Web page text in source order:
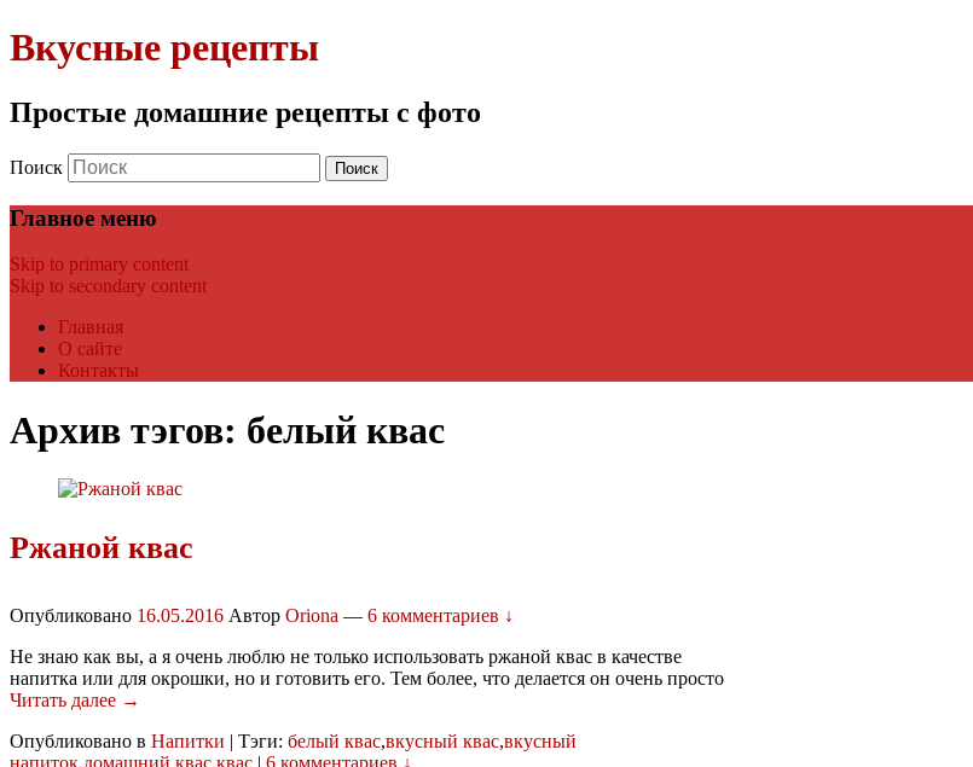
Вкусные рецепты
Простые домашние рецепты с фото
Поиск
Главное меню
Skip to primary content
Skip to secondary content
Главная
О сайте
Контакты
Архив тэгов: белый квас
Ржаной квас
Опубликовано 16.05.2016 Автор Oriona — 6 комментариев ↓
Не знаю как вы, а я очень люблю не только использовать ржаной квас в качестве
напитка или для окрошки, но и готовить его. Тем более, что делается он очень просто
Читать далее →
Опубликовано в Напитки | Тэги: белый квас,вкусный квас,вкусный
напиток,домашний квас,квас | 6 комментариев ↓